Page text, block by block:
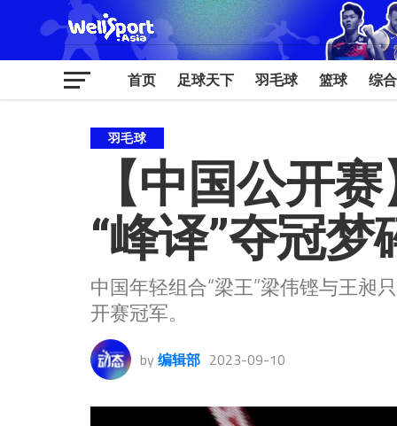
首页 足球天下 羽毛球 篮球 综合
羽毛球
【中国公开
“峰译”夺冠梦
中国年轻组合“梁王”梁伟铿与王昶
开赛冠军。
by 编辑部 2023-09-10